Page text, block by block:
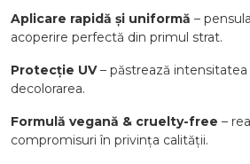
Aplicare rapidă și uniformă –
acoperire perfectă din primul strat.
Protecție UV– păstrează
decolorarea.
Formulă vegană & cruelty-free –
compromisuri în privința calității.